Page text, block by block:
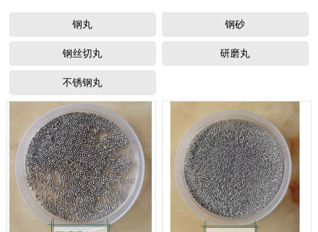
钢丸 钢砂
钢丝切丸 研磨丸
不锈钢丸